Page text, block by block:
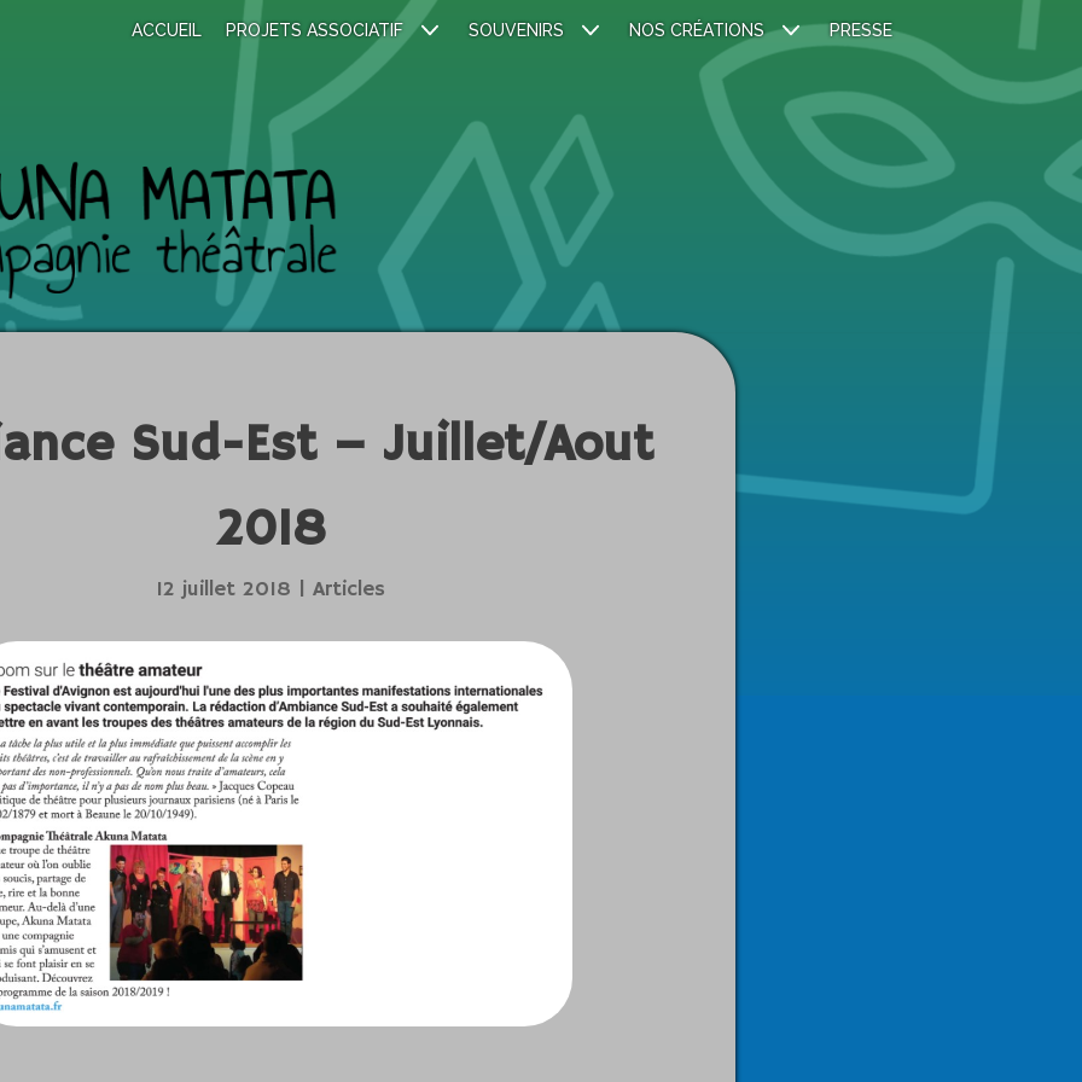
ACCUEIL PROJETS ASSOCIATIF SOUVENIRS NOS CRÉATIONS PRESSE
Sud-Est – Juillet/Aout
2018
12 juillet 2018 Articles